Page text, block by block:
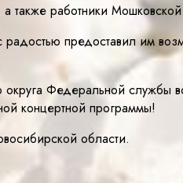
а также работники
предоставил им
округа Федеральной
концертной программы!
области.